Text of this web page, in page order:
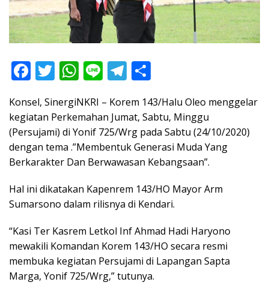
F
e
b
o
o
k
T
itt
er
W
at
s
A
p
p
Li
e
T
e
gr
a
m
ar
e
Konsel, SinergiNKRI – Korem 143/Halu Oleo menggelar
kegiatan Perkemahan Jumat, Sabtu, Minggu
(Persujami) di Yonif 725/Wrg pada Sabtu (24/10/2020)
dengan tema .”Membentuk Generasi Muda Yang
Berkarakter Dan Berwawasan Kebangsaan”.
Hal ini dikatakan Kapenrem 143/HO Mayor Arm
Sumarsono dalam rilisnya di Kendari.
“Kasi Ter Kasrem Letkol Inf Ahmad Hadi Haryono
mewakili Komandan Korem 143/HO secara resmi
membuka kegiatan Persujami di Lapangan Sapta
Marga, Yonif 725/Wrg,” tutunya.